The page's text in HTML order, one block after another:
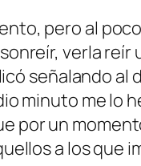
pero al
verla
señalando al
minuto me
por un
a los que